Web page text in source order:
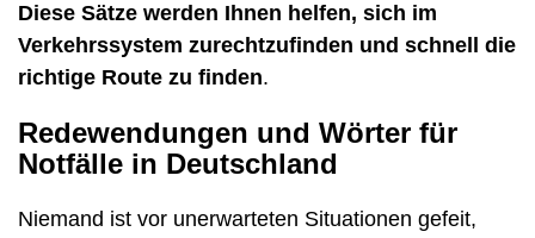
Diese Sätze werden Ihnen helfen, sich im
Verkehrssystem zurechtzufinden und schnell die
richtige Route zu finden.
Redewendungen und Wörter für
Notfälle in Deutschland
Niemand ist vor unerwarteten Situationen gefeit,